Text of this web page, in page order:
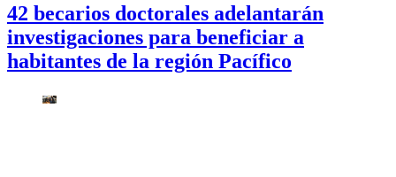
42 becarios doctorales adelantarán
investigaciones para beneficiar a
habitantes de la región Pacífico